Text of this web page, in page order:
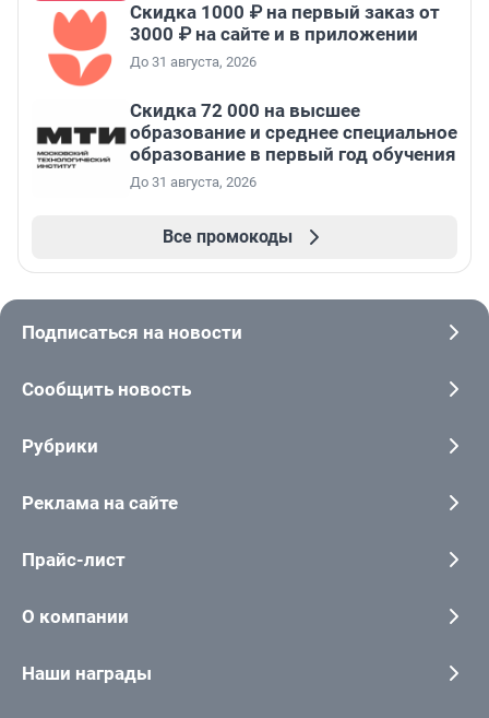
Скидка 1000 ₽ на первый заказ от
3000 ₽ на сайте и в приложении
До 31 августа, 2026
Скидка 72 000 на высшее
образование и среднее специальное
образование в первый год обучения
До 31 августа, 2026
Все промокоды
Подписаться на новости
Сообщить новость
Рубрики
Реклама на сайте
Прайс-лист
О компании
Наши награды